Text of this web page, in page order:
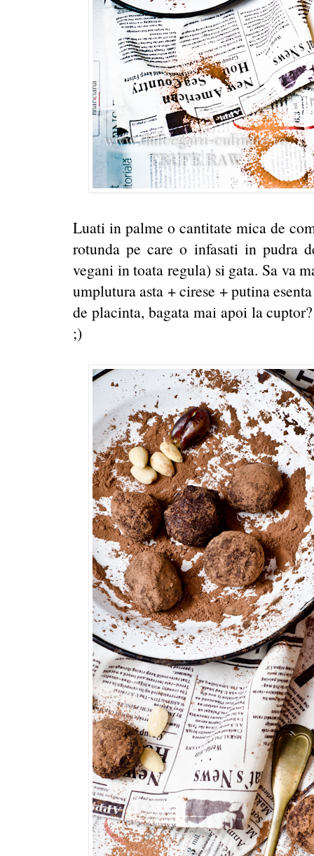
Luati in palme o cantitate mica de
rotunda pe care o infasati in pudra
vegani in toata regula) si gata. Sa va
umplutura asta + cirese + putina
de placinta, bagata mai apoi la
;)